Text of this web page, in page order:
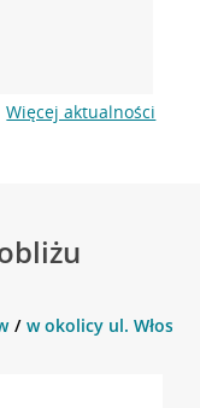
Więcej aktualności
w okolicy ul. Włoska